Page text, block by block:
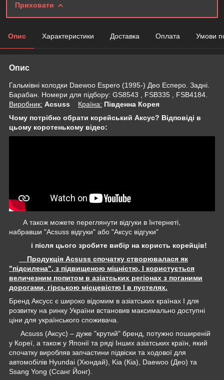
Приховати
Опис Характеристики Доставка Оплата Умови
Опис
Гальмівні колодки Daewoo Espero (1995-) Део Есперо. Задні.
Барабан. Номери для підбору: GS8543 , FSB335 , FSB4184.
Виробник: Acsuss Крaїна: Південна Корея
Чому потрібно обрати корейський Аксус? Відповіді в
цьому коротенькому відео:
А також можете переглянути відгуки в Інтернеті,
набравши "Acsuss відгуки" або "Аксус відгуки"
і після цього зробите вибір на користь корейців!
Продукція Acsuss спочатку створювалася як
"підсилена", з підвищеною міцністю, І користується
величезним попитом в азіатських регіонах з поганими
дорогами, гірською місцевістю І в пустелях.
Бренд Аксусс є широко відомим в азіатських країнах І для
розвитку на ринку України встановив максимально доступні
ціни для українського споживача.
Acsuss (Аксус) – дуже "крутий" бренд, потужно поширеній
у Кореї, а також у Японії та ряді Інших азіатських країн, який
спочатку виробляв запчастини підвіски та ходової для
автомобілів Hyundai (Хюндай), Kia (Кіа), Daewoo (Део) та
Ssang Yong (Ссанг Йонг).